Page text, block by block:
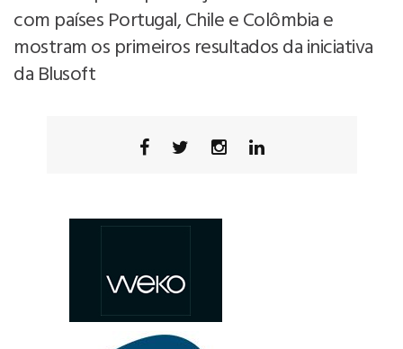
com países Portugal, Chile e Colômbia e
mostram os primeiros resultados da iniciativa
da Blusoft